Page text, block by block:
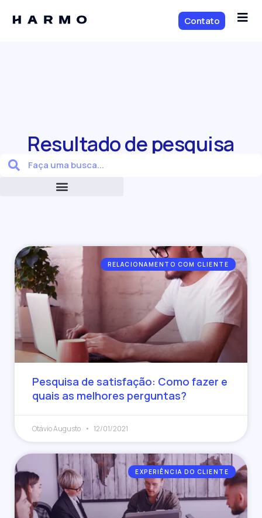
Contato
Resultado de pesquisa
RELACIONAMENTO COM CLIENTE
Pesquisa de satisfação: Como fazer e
quais as melhores perguntas?
Otávio Augusto 12/01/2021
EXPERIÊNCIA DO CLIENTE